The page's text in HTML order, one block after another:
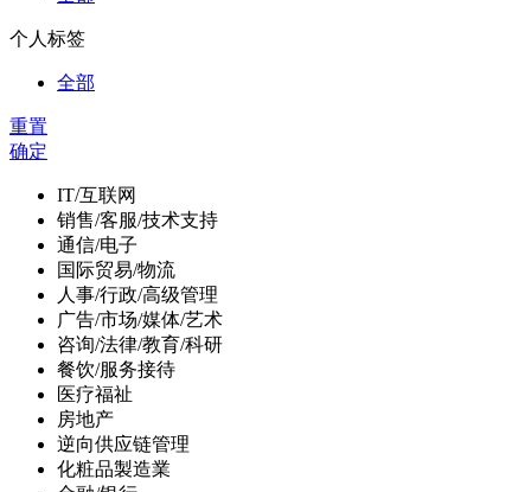
个人标签
全部
重置
确定
IT/互联网
销售/客服/技术支持
通信/电子
国际贸易/物流
人事/行政/高级管理
广告/市场/媒体/艺术
咨询/法律/教育/科研
餐饮/服务接待
医疗福祉
房地产
逆向供应链管理
化粧品製造業